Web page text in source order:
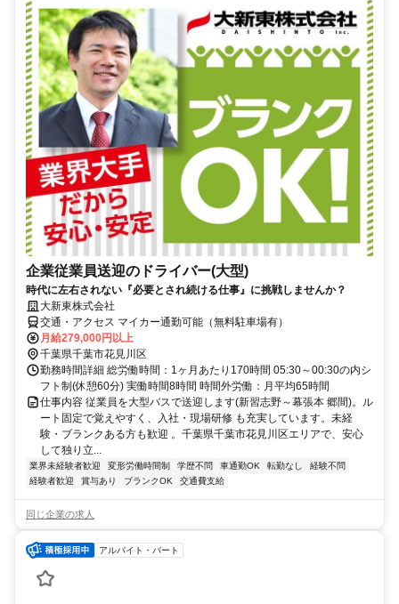
企業従業員送迎のドライバー(大型)
時代に左右されない『必要とされ続ける仕事』に挑戦しませんか？
大新東株式会社
交通・アクセス マイカー通勤可能（無料駐車場有）
月給279,000円以上
千葉県千葉市花見川区
勤務時間詳細 総労働時間：1ヶ月あたり170時間 05:30～00:30の内シ
フト制(休憩60分) 実働時間8時間 時間外労働：月平均65時間
仕事内容 従業員を大型バスで送迎します(新習志野～幕張本 郷間)。ル
ート固定で覚えやすく、入社・現場研修 も充実しています。未経
験・ブランクある方も歓迎 。千葉県千葉市花見川区エリアで、安心
して独り立...
業界未経験者歓迎 変形労働時間制 学歴不問 車通勤OK 転勤なし
経験不問
経験者歓迎
賞与あり ブランクOK 交通費支給
同じ企業の求人
アルバイト・パート